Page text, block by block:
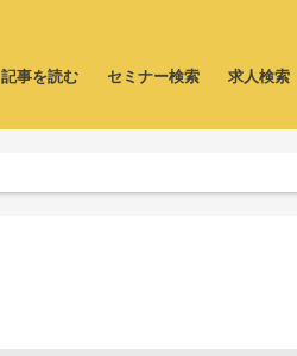
記事を読む セミナー検索 求人検索